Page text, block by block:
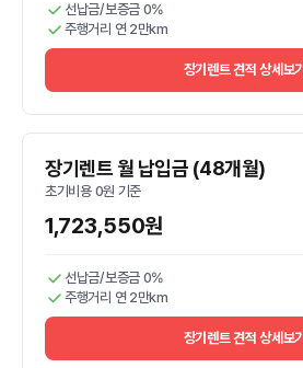
선납금/보증금 0%
주행거리 연 2만km
장기렌트 견적 상세보기
장기렌트 월 납입금 (48개월)
초기비용 0원 기준
1,723,550원
선납금/보증금 0%
주행거리 연 2만km
장기렌트 견적 상세보기